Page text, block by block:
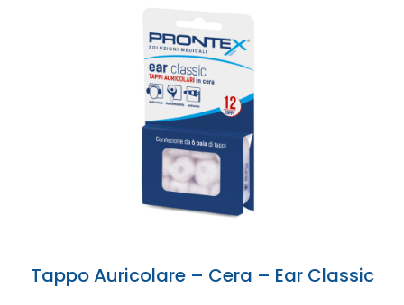
Tappo Auricolare – Cera – Ear Classic